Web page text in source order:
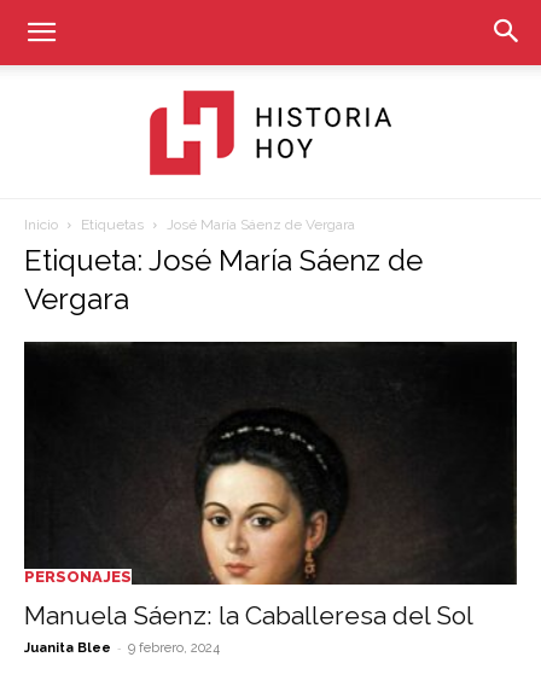
Historia
Hoy
Inicio Etiquetas José María Sáenz de Vergara
Etiqueta: José María Sáenz de
Vergara
PERSONAJES
Manuela Sáenz: la Caballeresa del Sol
Juanita Blee - 9 febrero, 2024